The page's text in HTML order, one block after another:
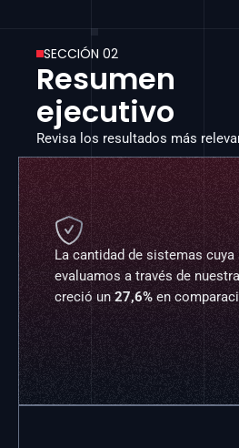
SECCIÓN 02
Resumen
ejecutivo
Revisa los resultados más

La cantidad de sistemas cuya
evaluamos a través de
creció un 27,6% en